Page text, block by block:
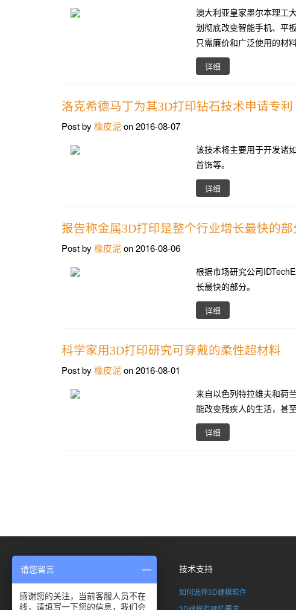
澳大利亚皇家墨尔本理工
划彻底改变智能手机、平
只需廉价和广泛使用的材
详细
洛克希德马丁为其3D打印钻石技术申请专利
Post by 橡皮泥 on 2016-08-07
该技术将主要用于开发诸
首饰等。
详细
报告称金属3D打印是整个行业增长最快的部
Post by 橡皮泥 on 2016-08-06
根据市场研究公司
长最快的部分。
详细
科学家用3D打印研究可穿戴的柔性超材料
Post by 橡皮泥 on 2016-08-01
来自以色列特拉维夫和荷
能改变残疾人的生活，甚
详细
了解SimpNeed
技术支持
如何选择3D建模软件
请您留言
感谢您的关注，当前客服人员不在
线，请填写一下您的信息，我们会